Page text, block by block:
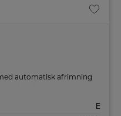
automatisk afrimning
E